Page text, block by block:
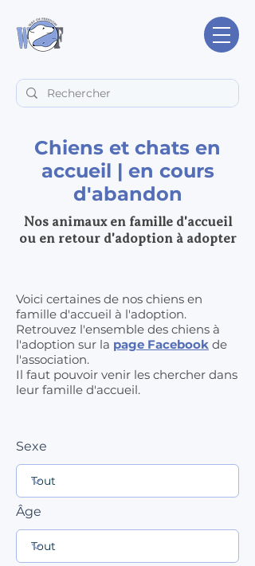
Chiens et chats en
accueil | en cours
d'abandon
Nos animaux en famille d'accueil
ou en retour d'adoption à adopter
Voici certaines de nos chiens en
famille d'accueil à l'adoption.
Retrouvez l'ensemble des chiens à
l'adoption sur la page Facebook de
l'association.
Il faut pouvoir venir les chercher dans
leur famille d'accueil.
Sexe
Âge